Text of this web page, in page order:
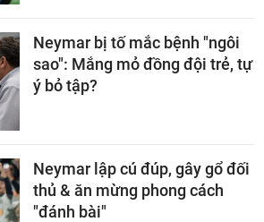
Neymar bị tố mắc bệnh "ngôi
sao": Mắng mỏ đồng đội trẻ, tự
ý bỏ tập?
Neymar lập cú đúp, gây gổ đối
thủ & ăn mừng phong cách
"đánh bài"